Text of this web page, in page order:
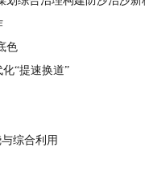
色
“提速换道”
综合利用